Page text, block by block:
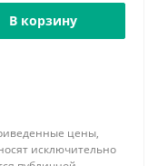
В корзину
цены,
исключительно